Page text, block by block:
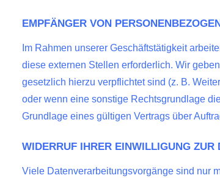
EMPFÄNGER VON
Im Rahmen unserer Geschäftstätigkeit
diese externen Stellen erforderlich. Wir
gesetzlich hierzu verpflichtet sind (z. B.
oder wenn eine sonstige Rechtsgrundlage
Grundlage eines gültigen Vertrags über
WIDERRUF IHRER EINWILLIGUNG ZUR
Viele Datenverarbeitungsvorgänge sind nur